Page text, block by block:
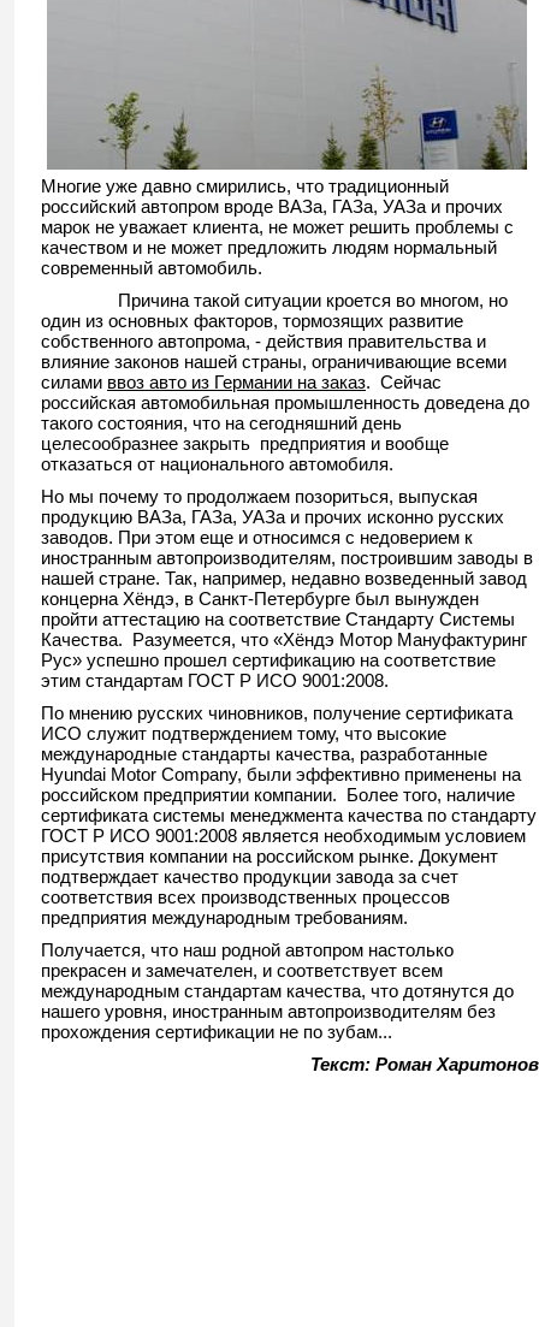
Многие уже давно смирились, что традиционный
российский автопром вроде ВАЗа, ГАЗа, УАЗа и прочих
марок не уважает клиента, не может решить проблемы с
качеством и не может предложить людям нормальный
современный автомобиль.
Причина такой ситуации кроется во многом, но
один из основных факторов, тормозящих развитие
собственного автопрома, - действия правительства и
влияние законов нашей страны, ограничивающие всеми
силами ввоз авто из Германии на заказ. Сейчас
российская автомобильная промышленность доведена до
такого состояния, что на сегодняшний день
целесообразнее закрыть предприятия и вообще
отказаться от национального автомобиля.
Но мы почему то продолжаем позориться, выпуская
продукцию ВАЗа, ГАЗа, УАЗа и прочих исконно русских
заводов. При этом еще и относимся с недоверием к
иностранным автопроизводителям, построившим заводы в
нашей стране. Так, например, недавно возведенный завод
концерна Хёндэ, в Санкт-Петербурге был вынужден
пройти аттестацию на соответствие Стандарту Системы
Качества. Разумеется, что «Хёндэ Мотор Мануфактуринг
Рус» успешно прошел сертификацию на соответствие
этим стандартам ГОСТ Р ИСО 9001:2008.
По мнению русских чиновников, получение сертификата
ИСО служит подтверждением тому, что высокие
международные стандарты качества, разработанные
Hyundai Motor Company, были эффективно применены на
российском предприятии компании. Более того, наличие
сертификата системы менеджмента качества по стандарту
ГОСТ Р ИСО 9001:2008 является необходимым условием
присутствия компании на российском рынке. Документ
подтверждает качество продукции завода за счет
соответствия всех производственных процессов
предприятия международным требованиям.
Получается, что наш родной автопром настолько
прекрасен и замечателен, и соответствует всем
международным стандартам качества, что дотянутся до
нашего уровня, иностранным автопроизводителям без
прохождения сертификации не по зубам...
Текст: Роман Харитонов